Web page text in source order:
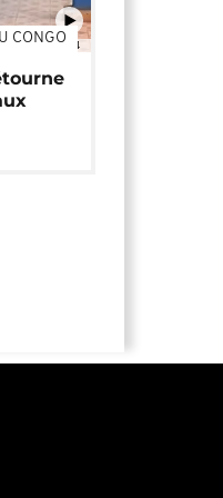
01:34
CONGO